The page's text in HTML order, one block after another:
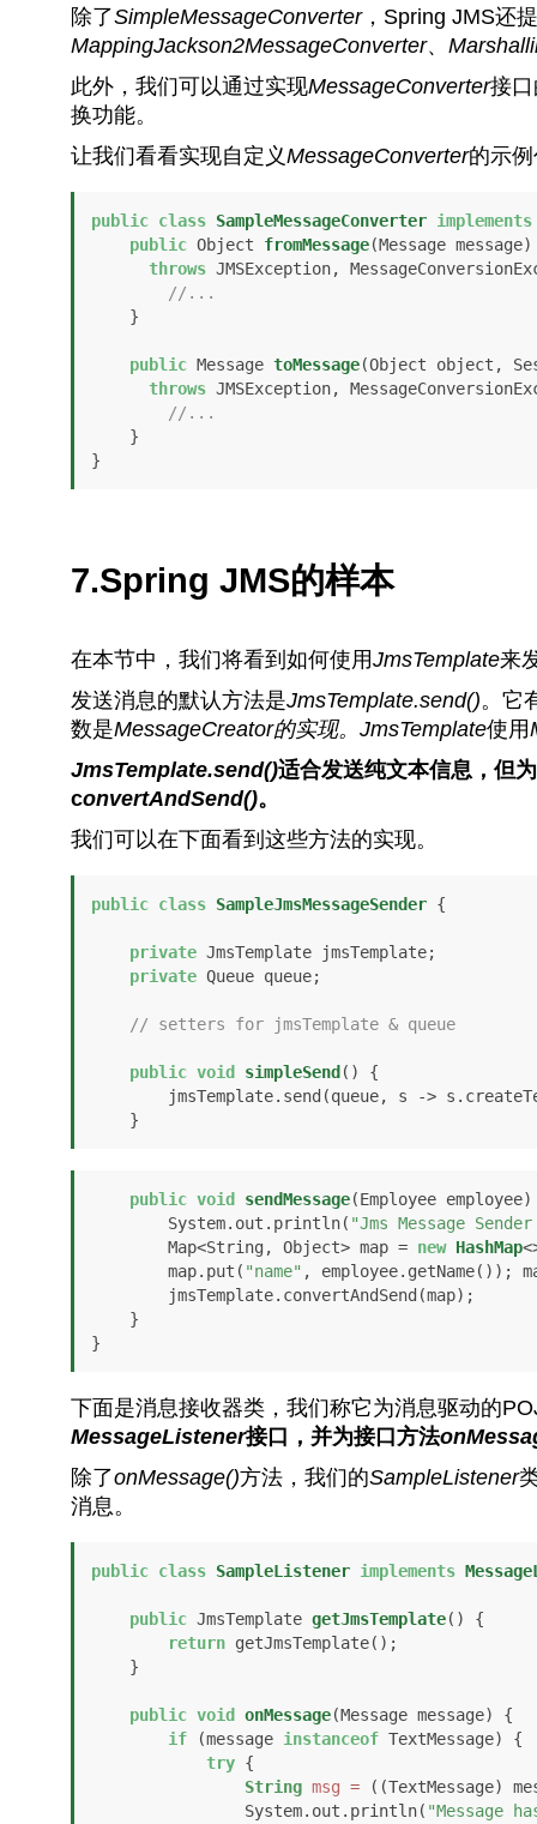
除了SimpleMessageConverter，Spring JMS还
MappingJackson2MessageConverter、
此外，我们可以通过实现MessageConverter接
换功能。
让我们看看实现自定义MessageConverter的示
public class SampleMessageConverter implements
public Object fromMessage(Message message)
throws JMSException,
//...
public Message toMessage(Object object,
throws JMSException,
//...
}
7.Spring JMS的样本
在本节中，我们将看到如何使用JmsTemplate来
发送消息的默认方法是JmsTemplate.send()。它
数是MessageCreator的实现。JmsTemplate使用
JmsTemplate.send()适合发送纯文本信息，但
convertAndSend()。
我们可以在下面看到这些方法的实现。
public class SampleJmsMessageSender {
private JmsTemplate jmsTemplate;
private Queue queue;
// setters for jmsTemplate & queue
public void simpleSend ()
{
jmsTemplate.send(queue, s ->
    }
public void sendMessage(Employee employee)
        System.out.println(
"Jms Message
        Map<String, Object> map =
new HashMap
        map.put(
"name" , employee.getName());
}
下面是消息接收器类，我们称它为消息驱动的
MessageListener接口，并为接口方法
除了onMessage()方法，我们的SampleListener
消息。
public class SampleListener implements
public JmsTemplate getJmsTemplate()
{
return getJmsTemplate();
public void onMessage(Message message)
{
if (message instanceof TextMessage) {
try {
String msg = ((TextMessage)
                System.out.println(
"Message